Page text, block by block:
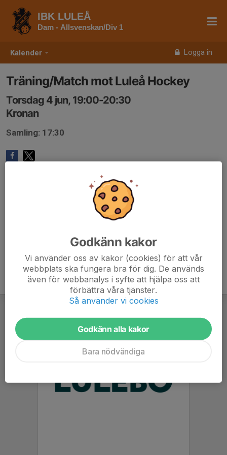
Kalender Logga in
IBK LULEÅ
Dam - Allsvenskan/Div 1
Träning/Match mot Luleå Hockey
Torsdag 4 jun, 19:00-20:30
Kronan
Samling: 17:30
Godkänn kakor
Vi använder oss av kakor (cookies) för att vår
webbplats ska fungera bra för dig. De används
även för webbanalys i syfte att hjälpa oss att
förbättra våra tjänster.
Så använder vi cookies
Godkänn alla kakor
Bara nödvändiga